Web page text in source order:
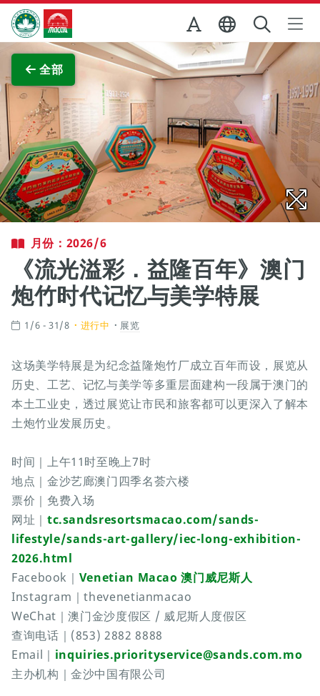
跳至主内容
澳门特别行政区政府旅游局
全部
查看原图
月份：2026/6
《流光溢彩．益隆百年》澳门
炮竹时代记忆与美学特展
1/6 - 31/8 进行中 展览
这场美学特展是为纪念益隆炮竹厂成立百年而设，展览从
历史、工艺、记忆与美学等多重层面建构一段属于澳门的
本土工业史，透过展览让市民和旅客都可以更深入了解本
土炮竹业发展历史。
时间｜上午11时至晚上7时
地点｜金沙艺廊澳门四季名荟六楼
票价｜免费入场
网址｜ tc.sandsresortsmacao.com/sands-
lifestyle/sands-art-gallery/iec-long-exhibition-
2026.html
Facebook｜ Venetian Macao 澳门威尼斯人
Instagram｜thevenetianmacao
WeChat｜澳门金沙度假区 / 威尼斯人度假区
查询电话｜(853) 2882 8888
Email｜ inquiries.priorityservice@sands.com.mo
主办机构｜金沙中国有限公司